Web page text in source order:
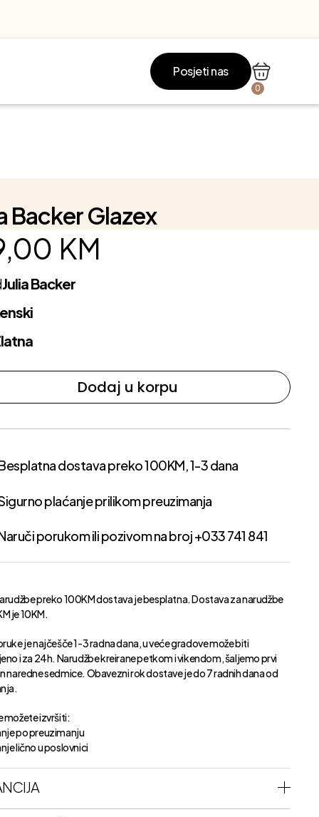
Posjeti nas
0
Backer Glazex
KM
Julia Backer
Dodaj u korpu
dostava preko 100KM, 1-3 dana
plaćanje prilikom preuzimanja
porukom ili pozivom na broj +033 741 841
preko 100KM dostava je besplatna. Dostava za narudžbe
je 10KM.
je najčešče 1-3 radna dana, u veće gradove može biti
i za 24h. Narudžbe kreirane petkom i vikendom, šaljemo prvi
naredne sedmice. Obavezni rok dostave je do 7 radnih dana od
možete izvršiti:
po preuzimanju
lično u poslovnici